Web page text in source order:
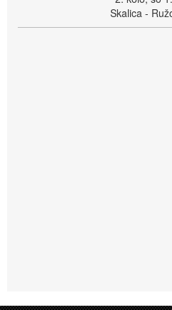
Skalica -